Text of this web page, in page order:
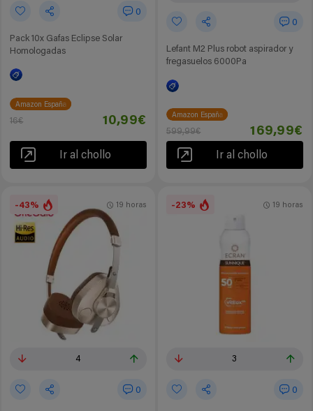
0
Pack 10x Gafas Eclipse Solar
Homologadas
Amazon España
16€ 10,99€
Ir al chollo
0
Lefant M2 Plus robot aspirador y
fregasuelos 6000Pa
Amazon España
599,99€ 169,99€
Ir al chollo
-43%
4
0
19 horas -23%
3
0
19 horas